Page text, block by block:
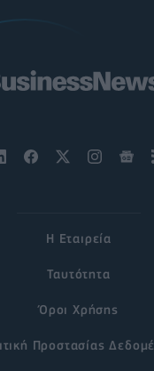
Η Εταιρεία
Ταυτότητα
Όροι Χρήσης
Προστασίας